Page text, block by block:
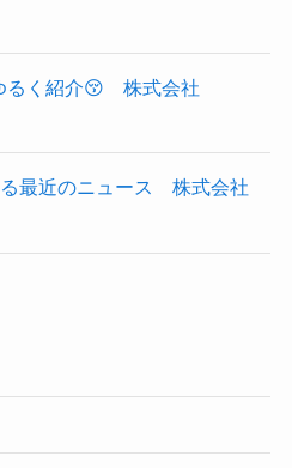
るく紹介😚 株式会社
る最近のニュース 株式会社